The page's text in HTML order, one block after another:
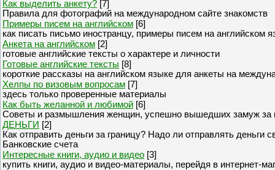
Как выделить анкету? [7]
Правила для фотографий на международном сайте знакомств
Примеры писем на английском [6]
как писать письмо иностранцу, примеры писем на английском
Анкета на английском [2]
готовые английские тексты о характере и личности
Готовые английские тексты [8]
короткие рассказы на английском языке для анкеты на
Хелпы по визовым вопросам [7]
здесь только проверенные материалы
Как быть желанной и любимой [6]
Советы и размышления женщин, успешно вышедших замуж за
ДЕНЬГИ [2]
Как отправить деньги за границу? Надо ли отправлять деньги
Банковские счета
Интересные книги, аудио и видео [3]
купить книги, аудио и видео-материалы, перейдя в интернет-